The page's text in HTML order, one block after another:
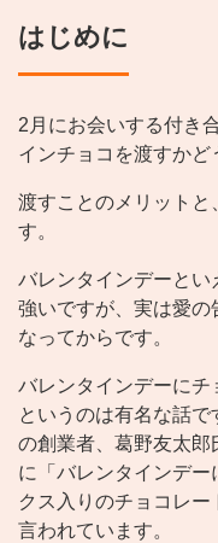
はじめに
2月にお会いする付き
インチョコを渡すかど
渡すことのメリットと
す。
バレンタインデーと
強いですが、実は愛の
なってからです。
バレンタインデーに
というのは有名な話で
の創業者、葛野友太郎
に「バレンタインデ
クス入りのチョコレ
言われています。